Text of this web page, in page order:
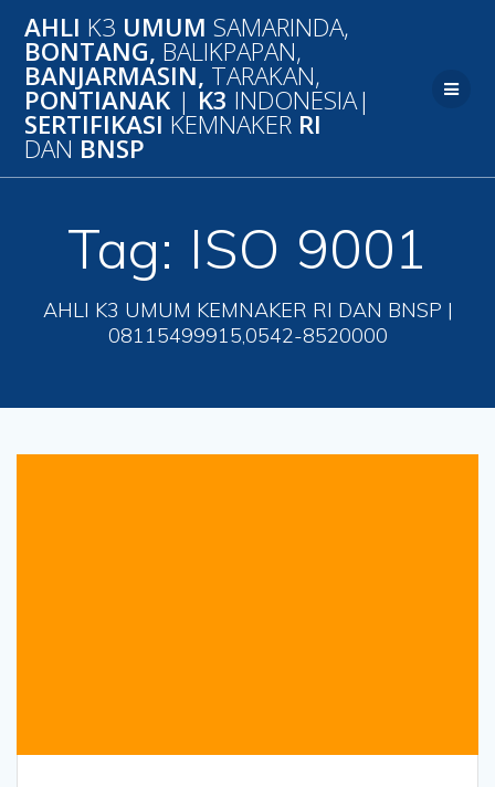
to
content
AHLI K3 UMUM SAMARINDA,
BONTANG, BALIKPAPAN,
BANJARMASIN, TARAKAN,
PONTIANAK | K3 INDONESIA|
SERTIFIKASI KEMNAKER RI
DAN BNSP
Tag: ISO 9001
AHLI K3 UMUM KEMNAKER RI DAN BNSP |
08115499915,0542-8520000